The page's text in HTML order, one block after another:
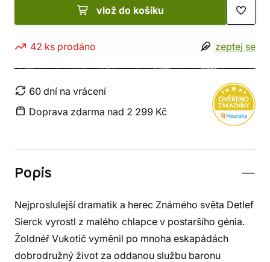
vlož do košíku
42 ks prodáno zeptej se
60 dní na vrácení
Doprava zdarma nad 2 299 Kč
Popis
Nejproslulejší dramatik a herec Známého světa Detlef
Sierck vyrostl z malého chlapce v postaršího génia.
Žoldnéř Vukotič vyměnil po mnoha eskapádách
dobrodružný život za oddanou službu baronu